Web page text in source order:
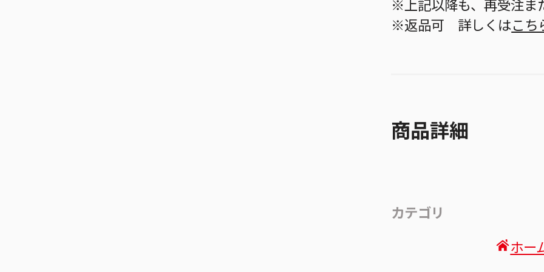
※上記以降も、再受注ま
※返品可 詳しくはこち
商品詳細
カテゴリ
ホー